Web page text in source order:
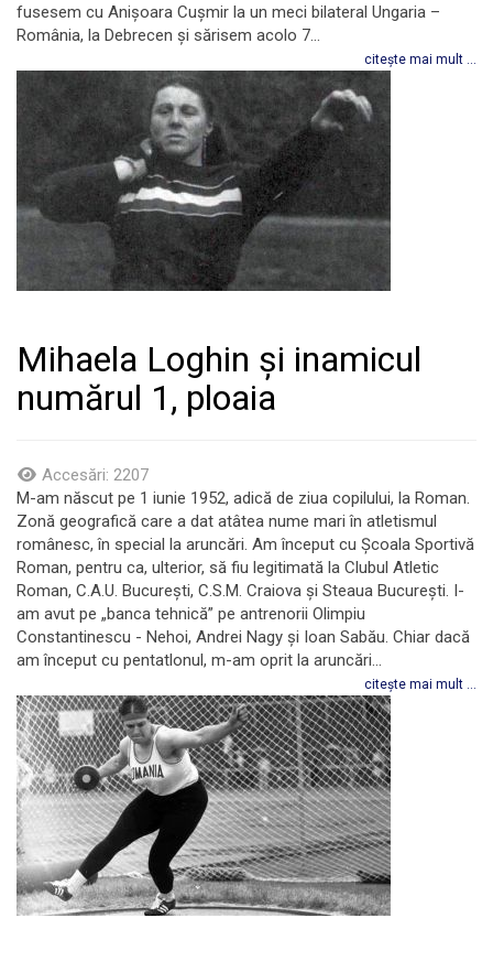
fusesem cu Anișoara Cușmir la un meci bilateral Ungaria –
România, la Debrecen și sărisem acolo 7...
citește mai mult ...
Mihaela Loghin și inamicul
numărul 1, ploaia
Accesări: 2207
M-am născut pe 1 iunie 1952, adică de ziua copilului, la Roman.
Zonă geografică care a dat atâtea nume mari în atletismul
românesc, în special la aruncări. Am început cu Şcoala Sportivă
Roman, pentru ca, ulterior, să fiu legitimată la Clubul Atletic
Roman, C.A.U. Bucureşti, C.S.M. Craiova și Steaua Bucureşti. I-
am avut pe „banca tehnică” pe antrenorii Olimpiu
Constantinescu - Nehoi, Andrei Nagy și Ioan Sabău. Chiar dacă
am început cu pentatlonul, m-am oprit la aruncări...
citește mai mult ...